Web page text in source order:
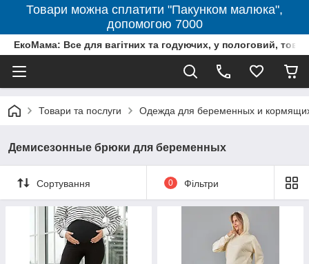
Товари можна сплатити "Пакунком малюка",
допомогою 7000
ЕкоМама: Все для вагітних та годуючих, у пологовий,
Товари та послуги Одежда для беременных и
Демисезонные брюки для беременных
Сортування 0 Фільтри